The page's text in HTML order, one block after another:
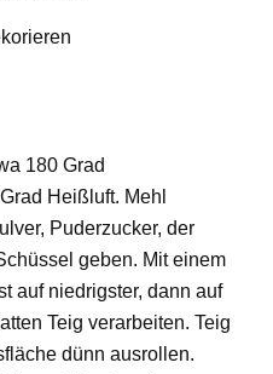
180 Grad
Heißluft. Mehl
Puderzucker, der
geben. Mit einem
auf niedrigster, dann auf
Teig verarbeiten. Teig
dünn ausrollen.